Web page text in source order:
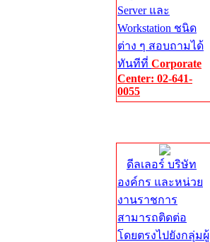
Server และ
Workstation ชนิด
ต่าง ๆ สอบถามได้
ทันทีที่ Corporate
Center: 02-641-
0055
ดีลเลอร์ บริษัท
องค์กร และหน่วย
งานราชการ
สามารถติดต่อ
โดยตรงไปยังกลุ่มผู้